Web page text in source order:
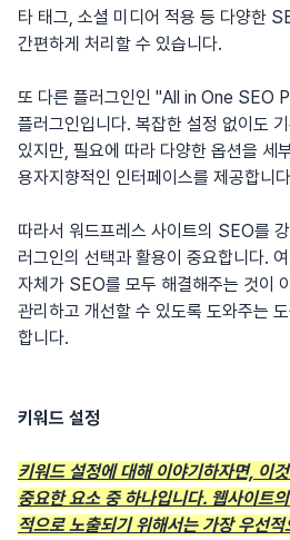
타 태그, 소셜 미디어 적용 등 다양한
간편하게 처리할 수 있습니다.
또 다른 플러그인인 "All in One SEO
플러그인입니다. 복잡한 설정 없이도
있지만, 필요에 따라 다양한 옵션을 세
용자지향적인 인터페이스를 제공합니
따라서 워드프레스 사이트의 SEO를
러그인의 선택과 활용이 중요합니다.
자체가 SEO를 모두 해결해주는 것이
관리하고 개선할 수 있도록 도와주는
합니다.
키워드 설정
키워드 설정에 대해 이야기하자면, 이
중요한 요소 중 하나입니다. 웹사이트
적으로 노출되기 위해서는 가장 우선